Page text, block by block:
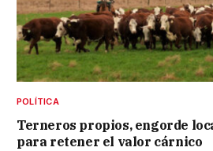
POLÍTICA
Terneros propios, engorde
para retener el valor cárnico